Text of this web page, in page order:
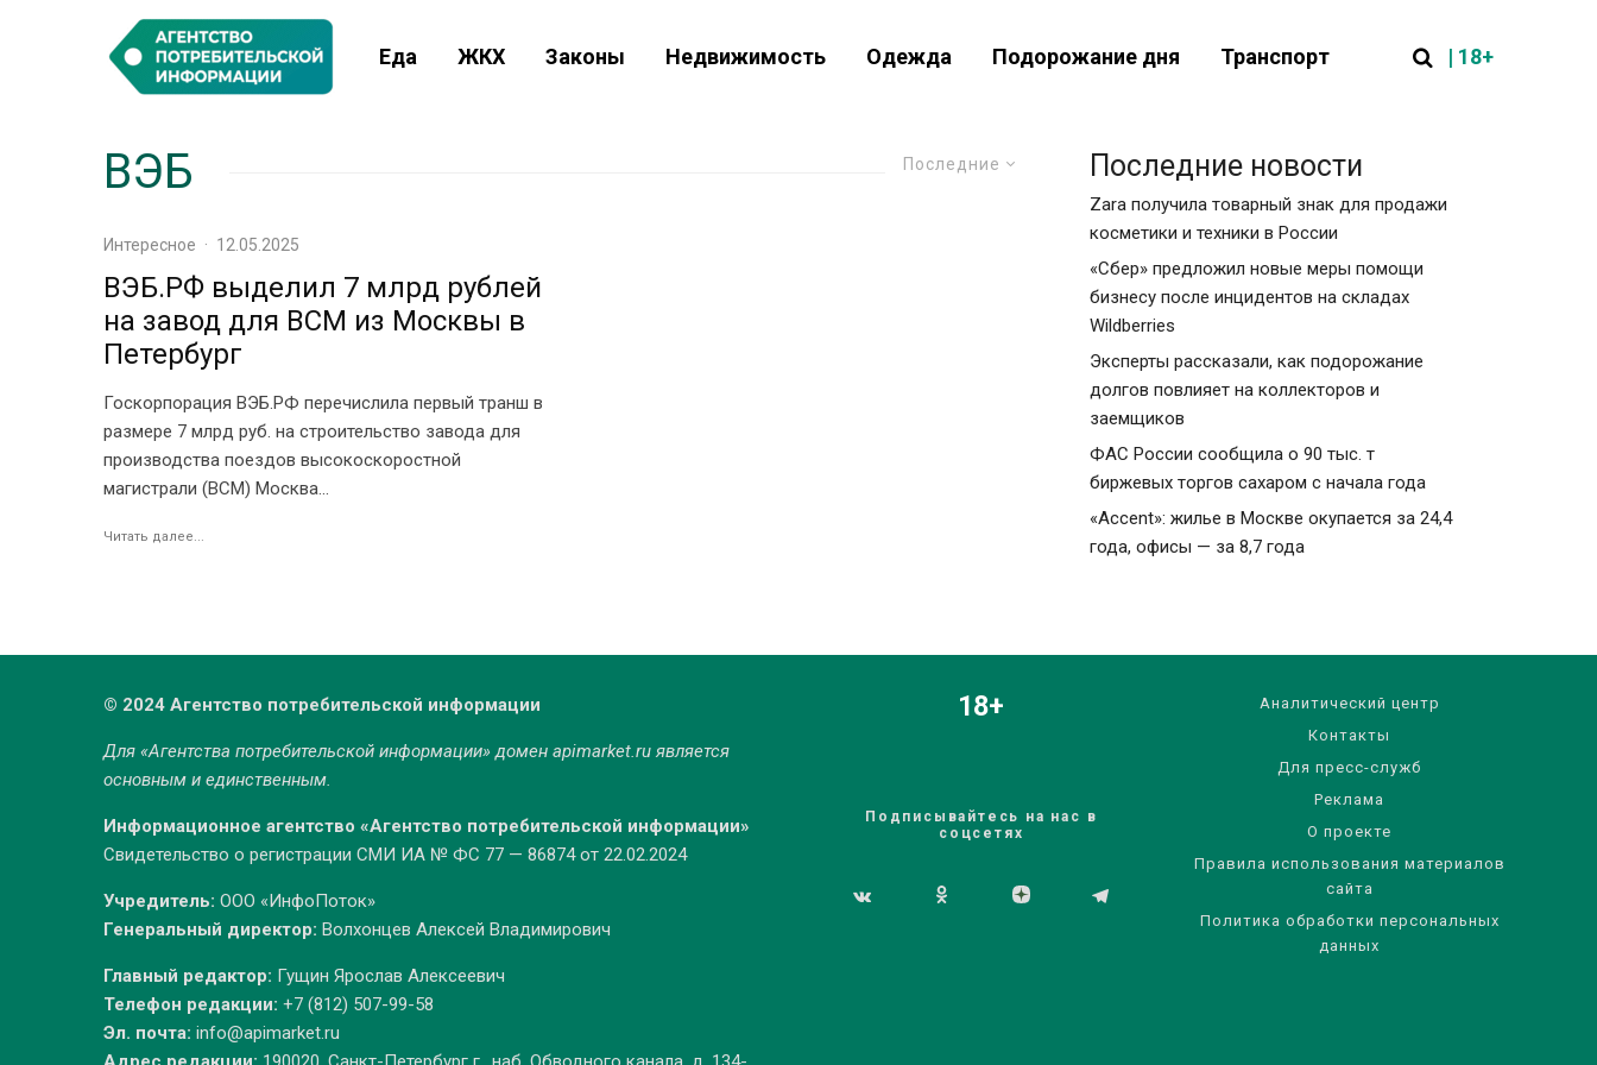
Еда ЖКХ Законы Недвижимость Одежда Подорожание дня Транспорт | 18+
Последние
ВЭБ
Интересное · 12.05.2025
ВЭБ.РФ выделил 7 млрд рублей
на завод для ВСМ из Москвы в
Петербург
Госкорпорация ВЭБ.РФ перечислила первый транш в
размере 7 млрд руб. на строительство завода для
производства поездов высокоскоростной
магистрали (ВСМ) Москва...
Читать далее...
Последние новости
Zara получила товарный знак для продажи
косметики и техники в России
«Сбер» предложил новые меры помощи
бизнесу после инцидентов на складах
Wildberries
Эксперты рассказали, как подорожание
долгов повлияет на коллекторов и
заемщиков
ФАС России сообщила о 90 тыс. т
биржевых торгов сахаром с начала года
«Accent»: жилье в Москве окупается за 24,4
года, офисы — за 8,7 года
© 2024 Агентство потребительской информации
Для «Агентства потребительской информации» домен apimarket.ruявляется
основным и единственным.
Информационное агентство «Агентство потребительской информации»
Свидетельство о регистрации СМИ ИА № ФС 77 — 86874 от 22.02.2024
Учредитель: ООО «ИнфоПоток»
Генеральный директор: Волхонцев Алексей Владимирович
Главный редактор: Гущин Ярослав Алексеевич
Телефон редакции: +7 (812) 507-99-58
Эл. почта: info@apimarket.ru
18+
Подписывайтесь на нас в
соцсетях
Аналитический центр
Контакты
Для пресс-служб
Реклама
О проекте
Правила использования материалов
сайта
Политика обработки персональных
данных